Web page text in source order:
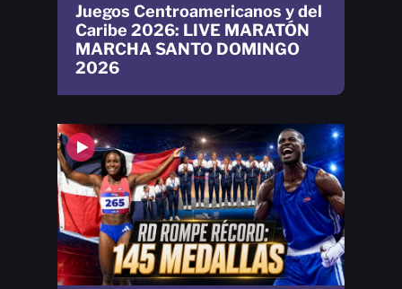
Juegos Centroamericanos y del
Caribe 2026: LIVE MARATÓN
MARCHA SANTO DOMINGO
2026